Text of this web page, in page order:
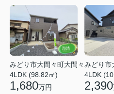
みどり市大間々町大間々
4LDK (98.82㎡)
1,680万円
みどり市
4LDK
2,390